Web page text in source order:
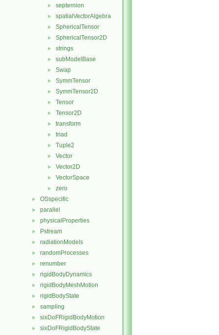
► septernion
► spatialVectorAlgebra
► SphericalTensor
► SphericalTensor2D
► strings
► subModelBase
► Swap
► SymmTensor
► SymmTensor2D
► Tensor
► Tensor2D
► transform
► triad
► Tuple2
► Vector
► Vector2D
► VectorSpace
► zero
► OSspecific
► parallel
► physicalProperties
► Pstream
► radiationModels
► randomProcesses
► renumber
► rigidBodyDynamics
► rigidBodyMeshMotion
► rigidBodyState
► sampling
► sixDoFRigidBodyMotion
► sixDoFRigidBodyState